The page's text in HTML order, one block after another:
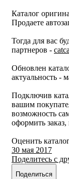
Каталог
Продаете
Тогда для вас
партнеров -
Обновлен
актуальность -
Подключив
вашим
возможность
оформить
Оценить
30 мая 2017
Поделитесь с
Поделиться